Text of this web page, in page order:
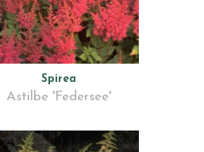
Spirea
Astilbe 'Federsee'